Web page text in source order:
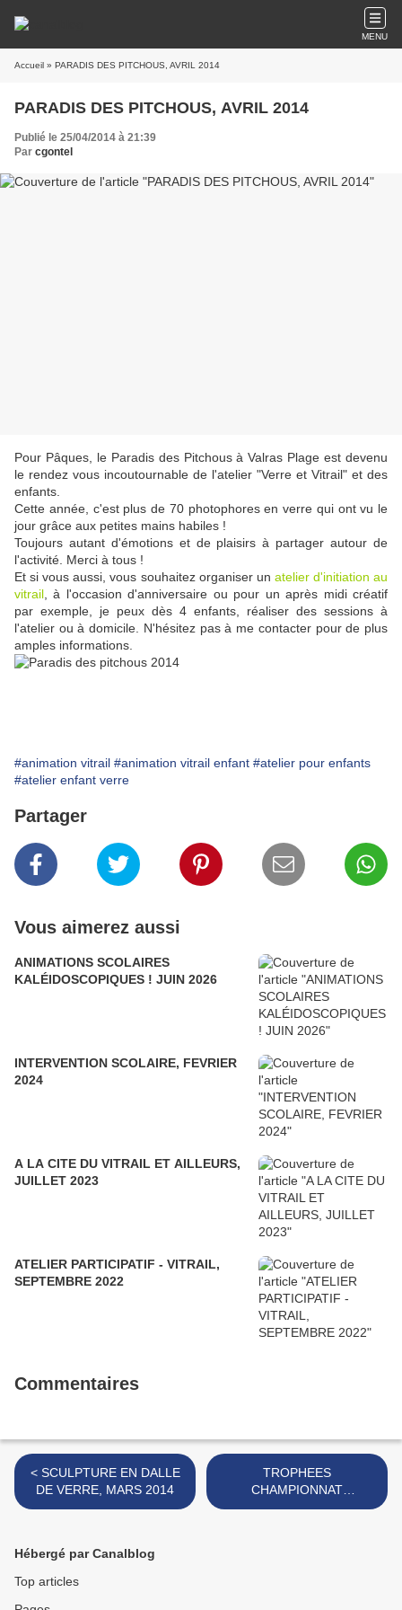
MENU
Accueil » PARADIS DES PITCHOUS, AVRIL 2014
PARADIS DES PITCHOUS, AVRIL 2014
Publié le 25/04/2014 à 21:39
Par cgontel
Pour Pâques, le Paradis des Pitchous à Valras Plage est devenu
le rendez vous incoutournable de l'atelier "Verre et Vitrail" et des
enfants.
Cette année, c'est plus de 70 photophores en verre qui ont vu le
jour grâce aux petites mains habiles !
Toujours autant d'émotions et de plaisirs à partager autour de
l'activité. Merci à tous !
Et si vous aussi, vous souhaitez organiser un atelier d'initiation au
vitrail , à l'occasion d'anniversaire ou pour un après midi créatif
par exemple, je peux dès 4 enfants, réaliser des sessions à
l'atelier ou à domicile. N'hésitez pas à me contacter pour de plus
amples informations.
#animation vitrail #animation vitrail enfant #atelier pour enfants
#atelier enfant verre
Partager
Vous aimerez aussi
ANIMATIONS SCOLAIRES
KALÉIDOSCOPIQUES ! JUIN 2026
INTERVENTION SCOLAIRE, FEVRIER
2024
A LA CITE DU VITRAIL ET AILLEURS,
JUILLET 2023
ATELIER PARTICIPATIF - VITRAIL,
SEPTEMBRE 2022
Commentaires
< SCULPTURE EN DALLE
DE VERRE, MARS 2014
TROPHEES
CHAMPIONNAT
WINDSURF, AVRIL 2014 >
Hébergé par Canalblog
Top articles